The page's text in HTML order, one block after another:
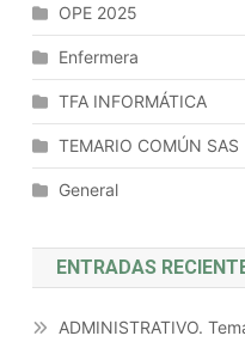
OPE 2025
Enfermera
TFA INFORMÁTICA
TEMARIO COMÚN SAS
General
ENTRADAS
ADMINISTRATIVO.